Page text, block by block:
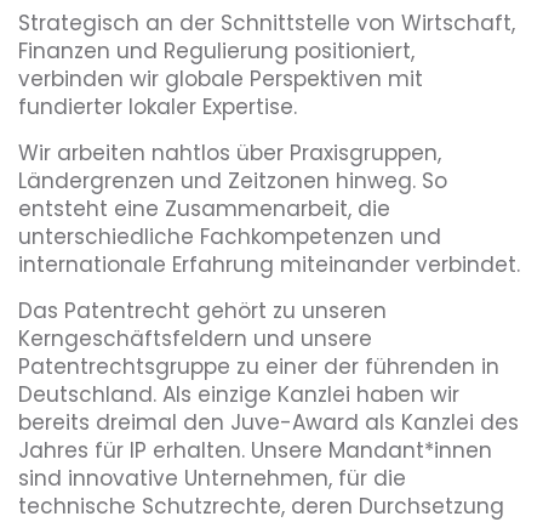
Strategisch an der Schnittstelle von Wirtschaft,
Finanzen und Regulierung positioniert,
verbinden wir globale Perspektiven mit
fundierter lokaler Expertise.
Wir arbeiten nahtlos über Praxisgruppen,
Ländergrenzen und Zeitzonen hinweg. So
entsteht eine Zusammenarbeit, die
unterschiedliche Fachkompetenzen und
internationale Erfahrung miteinander verbindet.
Das Patentrecht gehört zu unseren
Kerngeschäftsfeldern und unsere
Patentrechtsgruppe zu einer der führenden in
Deutschland. Als einzige Kanzlei haben wir
bereits dreimal den Juve-Award als Kanzlei des
Jahres für IP erhalten. Unsere Mandant*innen
sind innovative Unternehmen, für die
technische Schutzrechte, deren Durchsetzung